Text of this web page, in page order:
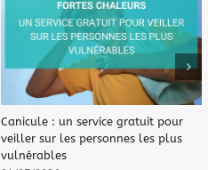
Canicule : un service gratuit pour
veiller sur les personnes les plus
vulnérables